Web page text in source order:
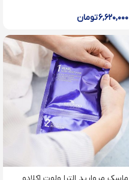
۶,۶۲۰,۰۰۰تومان